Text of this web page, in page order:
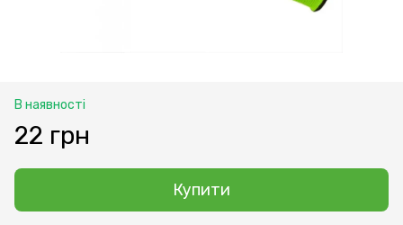
В наявності
22 грн
Купити